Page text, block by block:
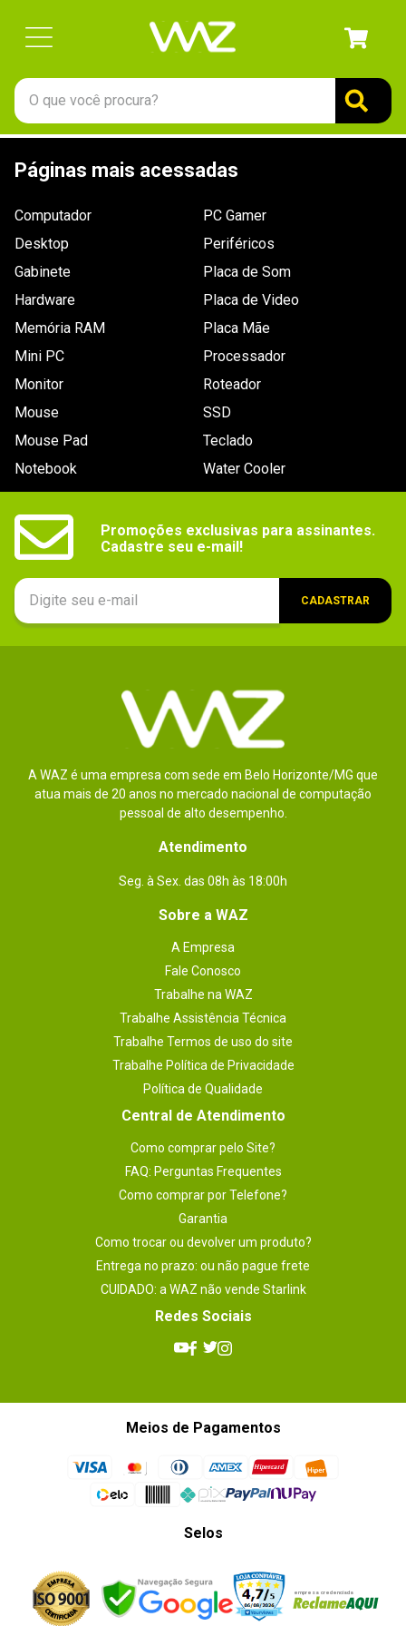
O que você procura?
Páginas mais acessadas
Computador
Desktop
Gabinete
Hardware
Memória RAM
Mini PC
Monitor
Mouse
Mouse Pad
Notebook
PC Gamer
Periféricos
Placa de Som
Placa de Video
Placa Mãe
Processador
Roteador
SSD
Teclado
Water Cooler
Promoções exclusivas para assinantes.
Cadastre seu e-mail!
CADASTRAR
A WAZ é uma empresa com sede em Belo Horizonte/MG que
atua mais de 20 anos no mercado nacional de computação
pessoal de alto desempenho.
Atendimento
Seg. à Sex. das 08h às 18:00h
Sobre a WAZ
A Empresa
Fale Conosco
Trabalhe na WAZ
Trabalhe Assistência Técnica
Trabalhe Termos de uso do site
Trabalhe Política de Privacidade
Política de Qualidade
Central de Atendimento
Como comprar pelo Site?
FAQ: Perguntas Frequentes
Como comprar por Telefone?
Garantia
Como trocar ou devolver um produto?
Entrega no prazo: ou não pague frete
CUIDADO: a WAZ não vende Starlink
Redes Sociais
Meios de Pagamentos
Selos
1º
gabinete
ssd
teclado
openbox
mouse
jonsbo
controle